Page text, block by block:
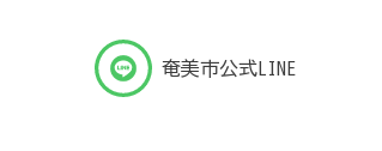
奄美市公式LINE